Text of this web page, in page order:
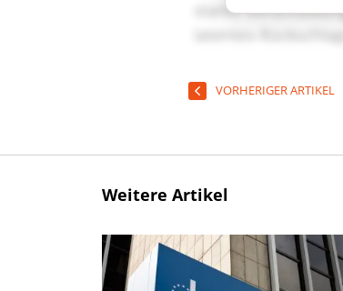
VORHERIGER ARTIKEL
Weitere Artikel